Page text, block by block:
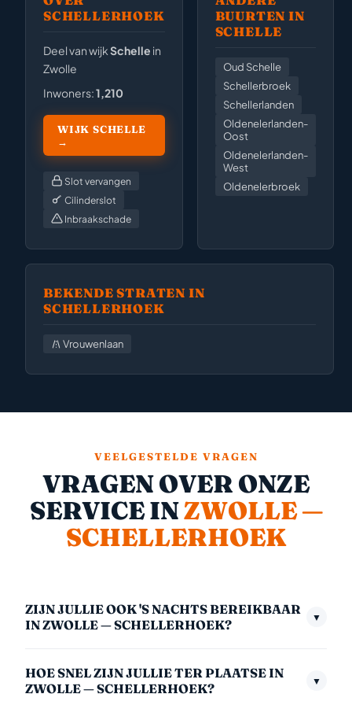
SCHELLERHOEK
Deel van wijkSchelle in
Zwolle
Inwoners:1,210
WIJK SCHELLE
→
Slot vervangen
Cilinderslot
Inbraakschade
BUURTEN IN
SCHELLE
Oud Schelle
Schellerbroek
Schellerlanden
Oldenelerlanden-
Oost
Oldenelerlanden-
West
Oldenelerbroek
BEKENDE STRATEN IN
SCHELLERHOEK
Vrouwenlaan
VEELGESTELDE VRAGEN
VRAGEN OVER ONZE
SERVICE INZWOLLE —
SCHELLERHOEK
ZIJN JULLIE OOK 'S NACHTS BEREIKBAAR
IN ZWOLLE — SCHELLERHOEK?
▼
in het weekend en op feestdagen. Het nachttarief
HOE SNEL ZIJN JULLIE TER PLAATSE IN
ZWOLLE — SCHELLERHOEK?
▼